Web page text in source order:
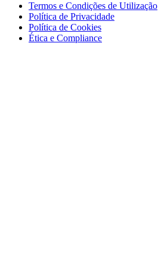
Termos e Condições de Utilização
Política de Privacidade
Política de Cookies
Ética e Compliance